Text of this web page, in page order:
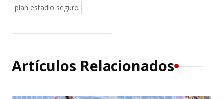
plan estadio seguro
Artículos Relacionados